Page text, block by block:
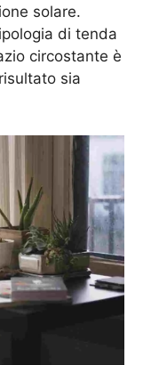
solare.
di tenda
circostante è
sia